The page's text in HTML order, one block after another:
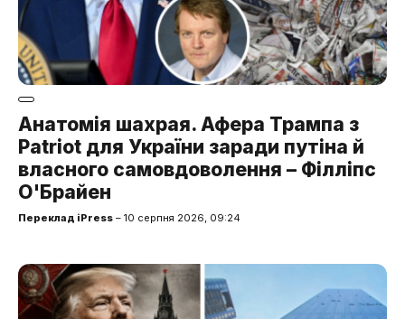
Анатомія шахрая. Афера Трампа з
Patriot для України заради путіна й
власного самовдоволення – Філліпс
О'Брайен
Переклад iPress – 10 серпня 2026, 09:24